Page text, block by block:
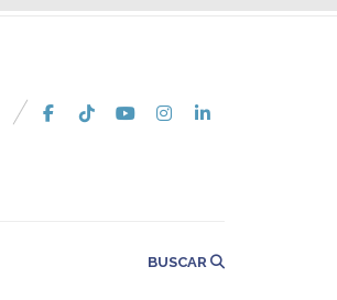
BUSCAR